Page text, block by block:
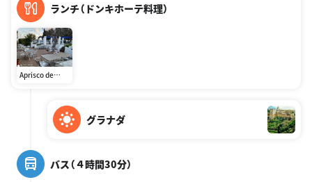
ランチ（ドンキホーテ料理）
Aprisco de
グラナダ
バス（４時間30分）